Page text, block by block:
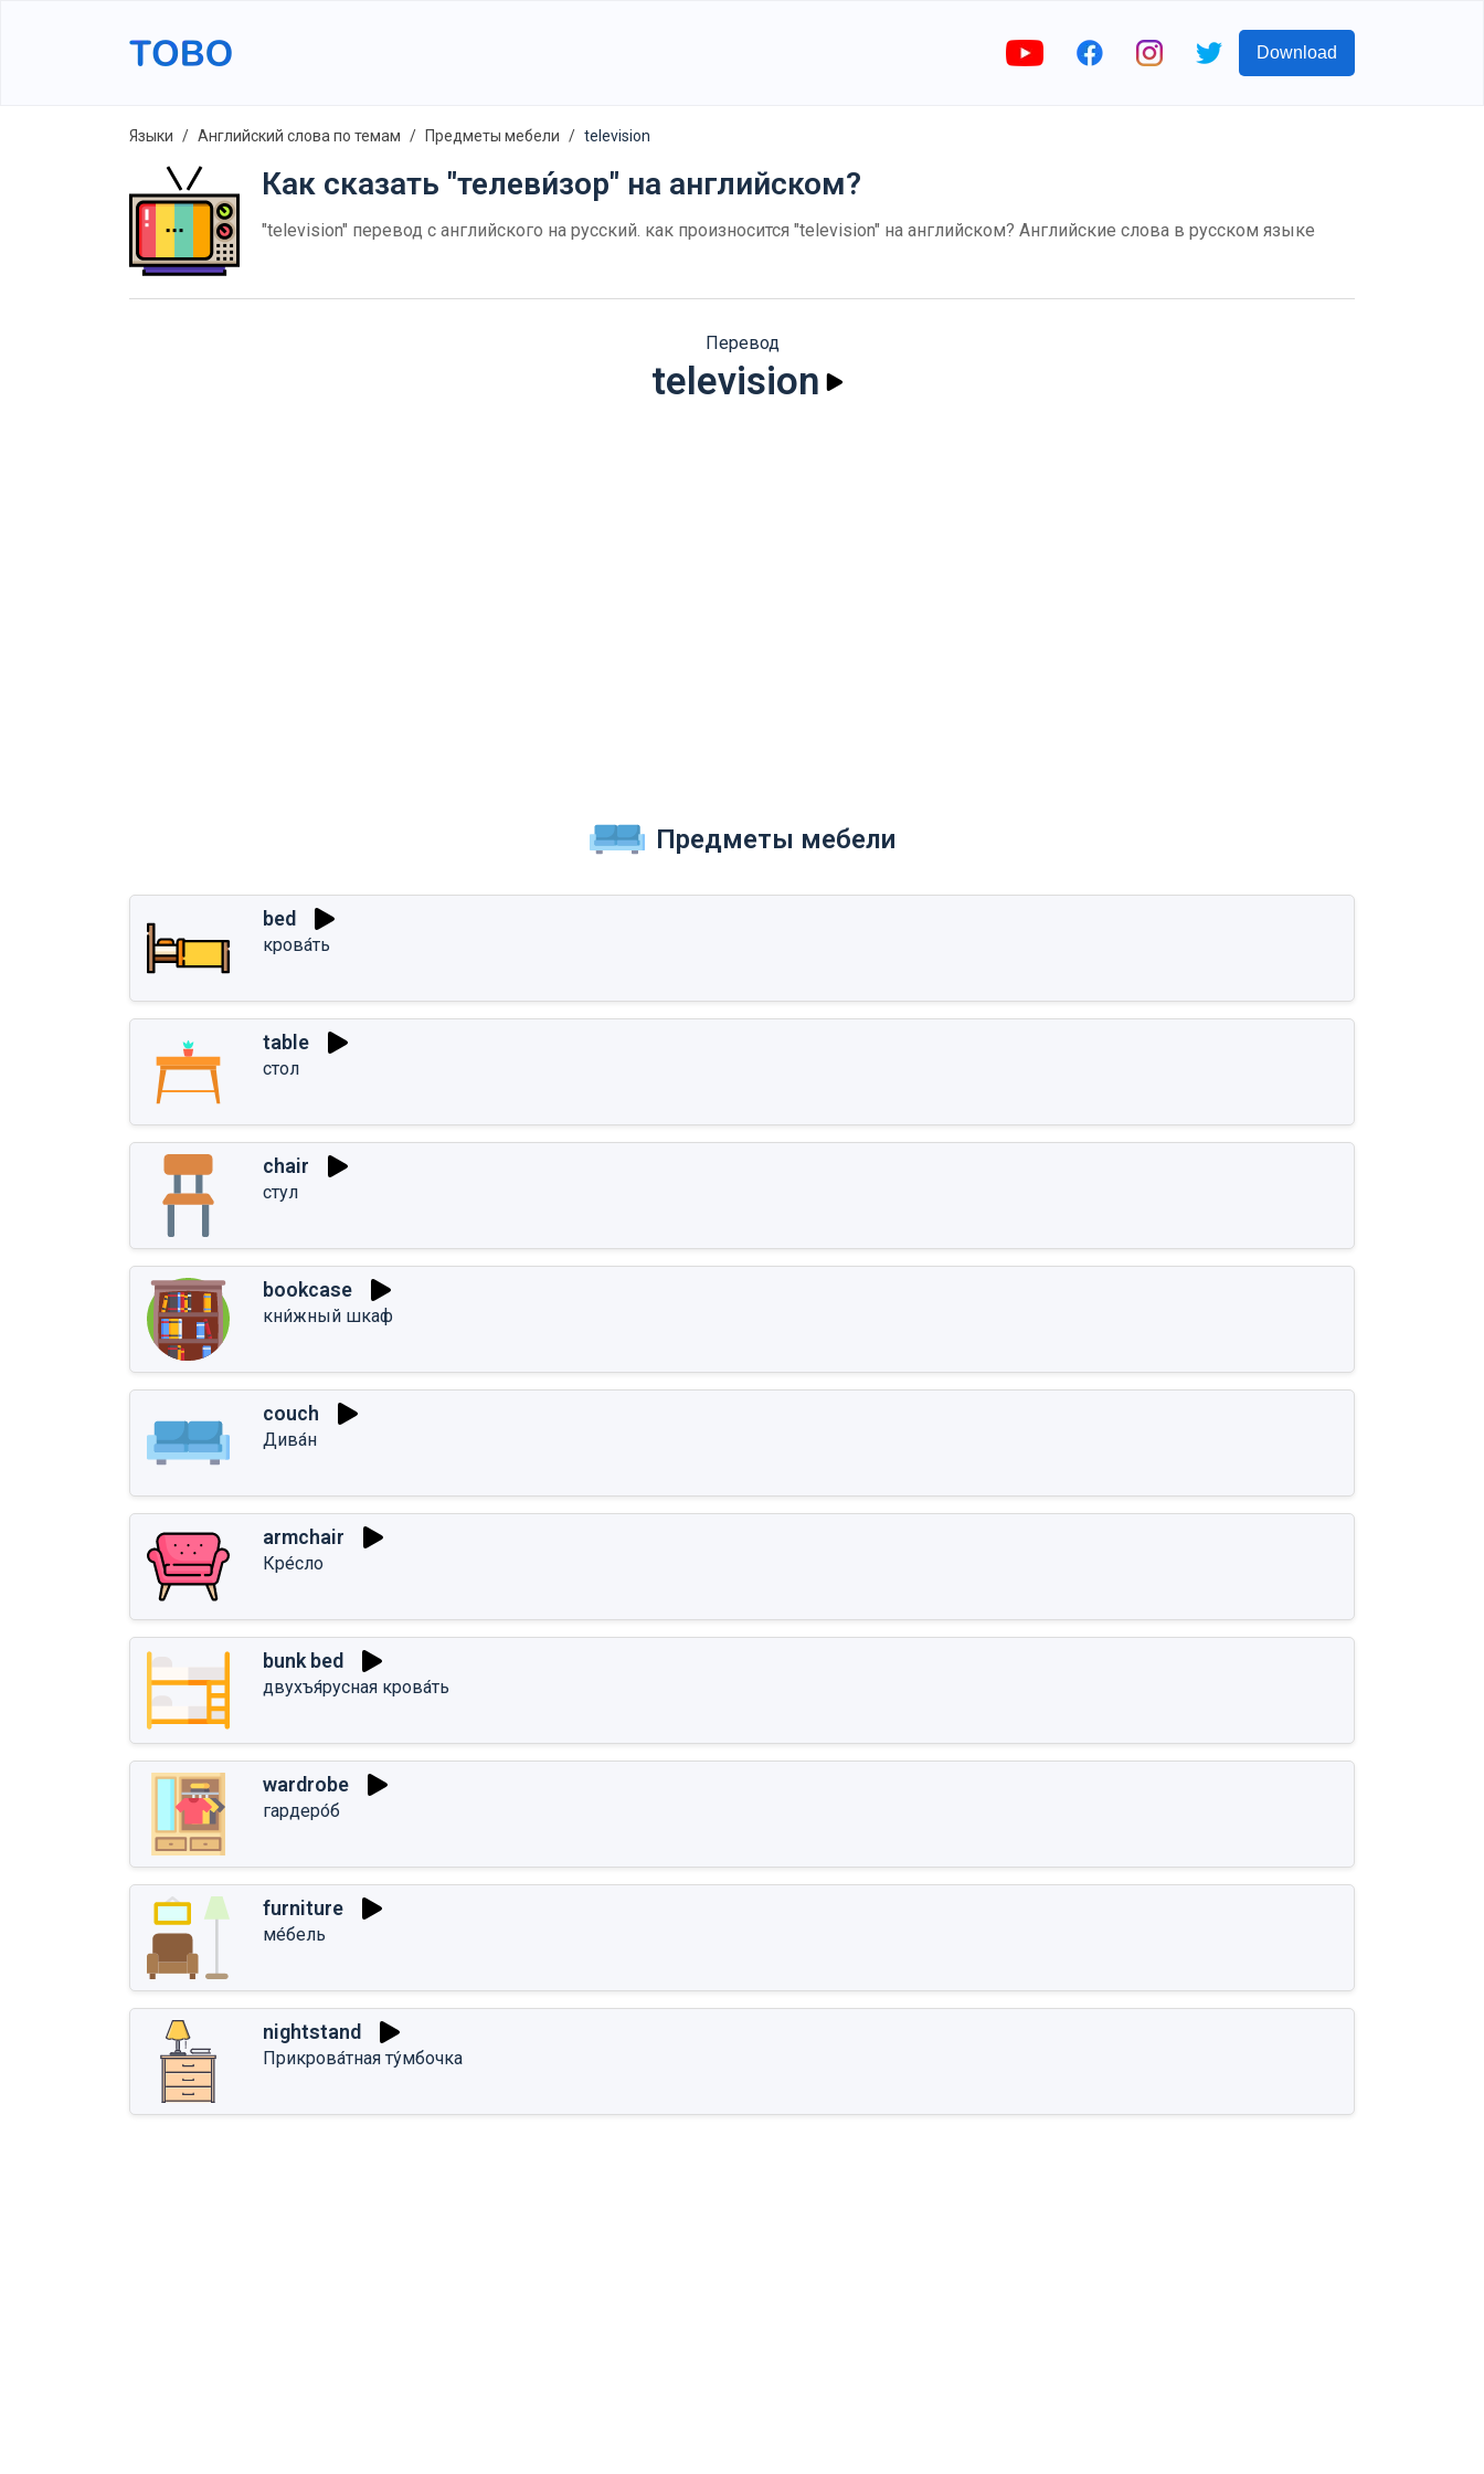
Download
Языки Английский слова по темам Предметы мебели television
Как сказать "телеви́зор" на английском?
"television" перевод с английского на русский. как произносится "television" на английском? Английские слова в русском языке
Перевод
television
Предметы мебели
bed
крова́ть
table
стол
chair
стул
bookcase
кни́жный шкаф
couch
Дива́н
armchair
Кре́сло
bunk bed
двухъя́русная крова́ть
wardrobe
гардеро́б
furniture
ме́бель
nightstand
Прикрова́тная ту́мбочка